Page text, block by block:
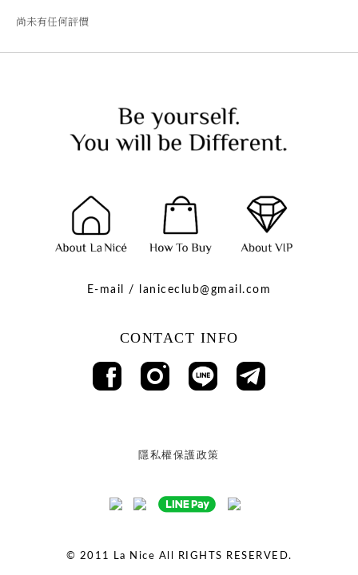
尚未有任何評價
E-mail / laniceclub@gmail.com
CONTACT INFO
隱私權保護政策
© 2011 La Nice All RIGHTS RESERVED.